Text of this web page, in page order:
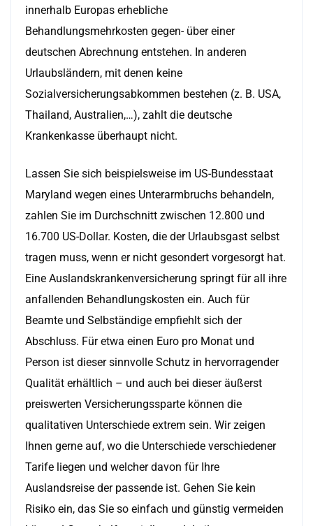
innerhalb Europas erhebliche
Behandlungsmehrkosten gegen- über einer
deutschen Abrechnung entstehen. In anderen
Urlaubsländern, mit denen keine
Sozialversicherungsabkommen bestehen (z. B. USA,
Thailand, Australien,…), zahlt die deutsche
Krankenkasse überhaupt nicht.
Lassen Sie sich beispielsweise im US-Bundesstaat
Maryland wegen eines Unterarmbruchs behandeln,
zahlen Sie im Durchschnitt zwischen 12.800 und
16.700 US-Dollar. Kosten, die der Urlaubsgast selbst
tragen muss, wenn er nicht gesondert vorgesorgt hat.
Eine Auslandskrankenversicherung springt für all ihre
anfallenden Behandlungskosten ein. Auch für
Beamte und Selbständige empfiehlt sich der
Abschluss. Für etwa einen Euro pro Monat und
Person ist dieser sinnvolle Schutz in hervorragender
Qualität erhältlich – und auch bei dieser äußerst
preiswerten Versicherungssparte können die
qualitativen Unterschiede extrem sein. Wir zeigen
Ihnen gerne auf, wo die Unterschiede verschiedener
Tarife liegen und welcher davon für Ihre
Auslandsreise der passende ist. Gehen Sie kein
Risiko ein, das Sie so einfach und günstig vermeiden